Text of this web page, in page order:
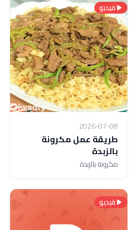
فيديو
2026-07-08
طريقة عمل مكرونة
بالزبدة
مكرونة بالزبدة
فيديو